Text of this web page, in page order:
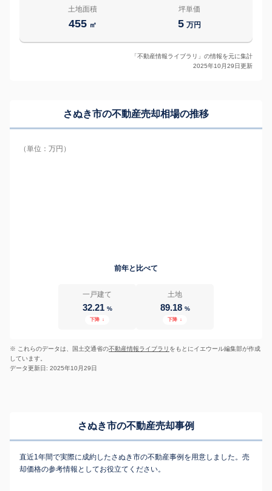
土地面積
455 ㎡
坪単価
5 万円
「不動産情報ライブラリ」の情報を元に集計
2025年10月29日更新
さぬき市の不動産売却相場の推移
（単位：万円）
前年と比べて
一戸建て
32.21 %
下降 ↓
土地
89.18 %
下降 ↓
※ これらのデータは、国土交通省の不動産情報ライブラリ をもとにイエウール編集部が作成
しています。
データ更新日: 2025年10月29日
さぬき市の不動産売却事例
直近1年間で実際に成約したさぬき市の不動産事例を用意しました。売
却価格の参考情報としてお役立てください。